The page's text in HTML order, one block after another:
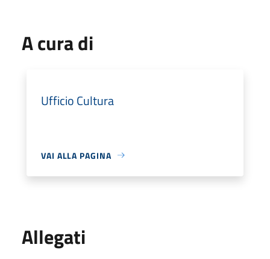
A cura di
Ufficio Cultura
VAI ALLA PAGINA
Allegati